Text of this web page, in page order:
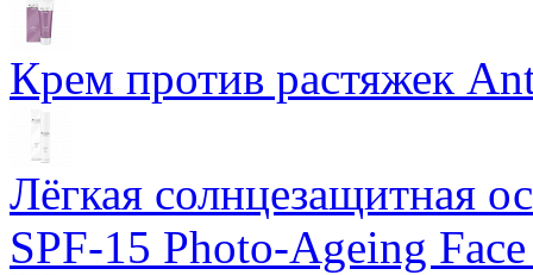
Крем против растяжек
Лёгкая солнцезащитная
SPF-15 Photo-Ageing